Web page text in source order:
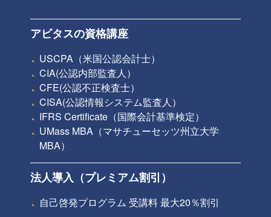
アビタスの資格講座
USCPA（米国公認会計士）
CIA(公認内部監査人）
CFE(公認不正検査士）
CISA(公認情報システム監査人）
IFRS Certificate（国際会計基準検定）
UMass MBA（マサチューセッツ州立大学
MBA）
法人導入（プレミアム割引）
自己啓発プログラム 受講料 最大20％割引